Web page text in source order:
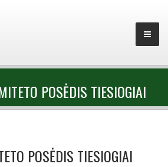
POSĖDIS TIESIOGIAI
POSĖDIS TIESIOGIAI